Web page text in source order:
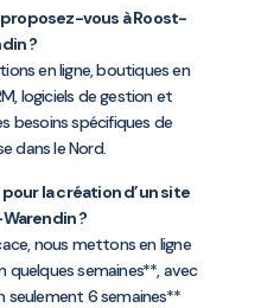
vous à Roost-
?
en ligne, boutiques en
logiciels de gestion et
besoins spécifiques de
dans le Nord.
la création d’un site
?
nous mettons en ligne
semaines**, avec
6 semaines**